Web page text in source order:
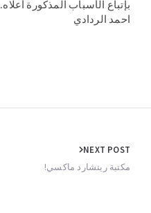
بإتباع الأسباب المذكورة أعلاه.
احمد الردادي
Post
navigation
NEXT POST
مكتبة ريتشارد ماكسي!